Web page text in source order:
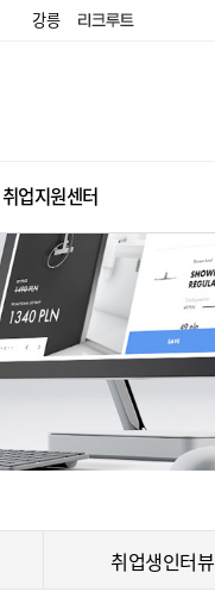
강릉
취업지원센터
취업생인터뷰